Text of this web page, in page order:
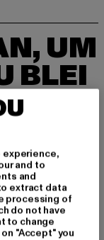
UM
BLEI
an und
aktuelle Tre
DefShop p
experience,
and to
and
extract data
processing of
do not have
to change
"Accept" you